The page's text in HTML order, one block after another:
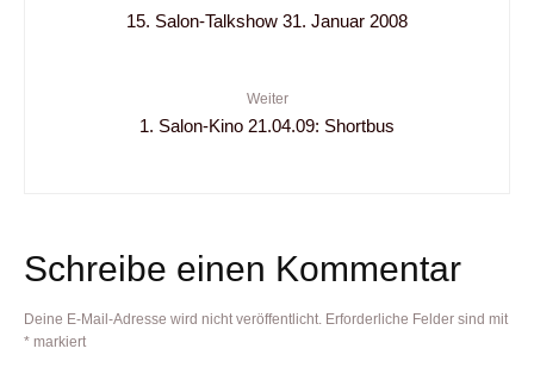
15. Salon-Talkshow 31. Januar 2008
Weiter
1. Salon-Kino 21.04.09: Shortbus
Schreibe einen Kommentar
Deine E-Mail-Adresse wird nicht veröffentlicht. Erforderliche Felder sind mit
* markiert